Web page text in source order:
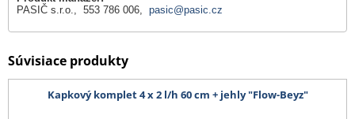
PASIČ s.r.o., 553 786 006, pasic@pasic.cz
Súvisiace produkty
Kapkový komplet 4 x 2 l/h 60 cm + jehly "Flow-Beyz"